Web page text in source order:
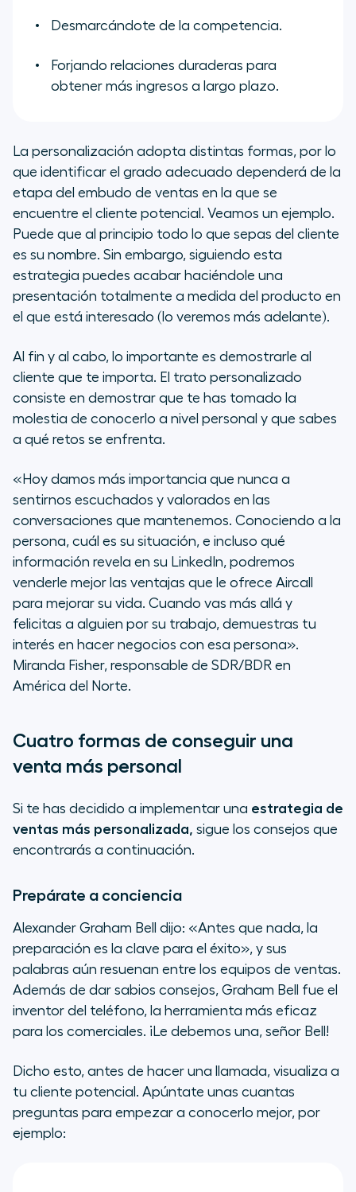
Desmarcándote de la competencia.
Forjando relaciones duraderas para
obtener más ingresos a largo plazo.
La personalización adopta distintas formas, por lo
que identificar el grado adecuado dependerá de la
etapa del embudo de ventas en la que se
encuentre el cliente potencial. Veamos un ejemplo.
Puede que al principio todo lo que sepas del cliente
es su nombre. Sin embargo, siguiendo esta
estrategia puedes acabar haciéndole una
presentación totalmente a medida del producto en
el que está interesado (lo veremos más adelante).
Al fin y al cabo, lo importante es demostrarle al
cliente que te importa. El trato personalizado
consiste en demostrar que te has tomado la
molestia de conocerlo a nivel personal y que sabes
a qué retos se enfrenta.
«Hoy damos más importancia que nunca a
sentirnos escuchados y valorados en las
conversaciones que mantenemos. Conociendo a la
persona, cuál es su situación, e incluso qué
información revela en su LinkedIn, podremos
venderle mejor las ventajas que le ofrece Aircall
para mejorar su vida. Cuando vas más allá y
felicitas a alguien por su trabajo, demuestras tu
interés en hacer negocios con esa persona».
Miranda Fisher, responsable de SDR/BDR en
América del Norte.
Cuatro formas de conseguir una
venta más personal
Si te has decidido a implementar una estrategia de
ventas más personalizada, sigue los consejos que
encontrarás a continuación.
Prepárate a conciencia
Alexander Graham Bell dijo: «Antes que nada, la
preparación es la clave para el éxito», y sus
palabras aún resuenan entre los equipos de ventas.
Además de dar sabios consejos, Graham Bell fue el
inventor del teléfono, la herramienta más eficaz
para los comerciales. ¡Le debemos una, señor Bell!
Dicho esto, antes de hacer una llamada, visualiza a
tu cliente potencial. Apúntate unas cuantas
preguntas para empezar a conocerlo mejor, por
ejemplo: